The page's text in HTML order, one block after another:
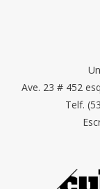
Ave. 23 # 452
Telf.